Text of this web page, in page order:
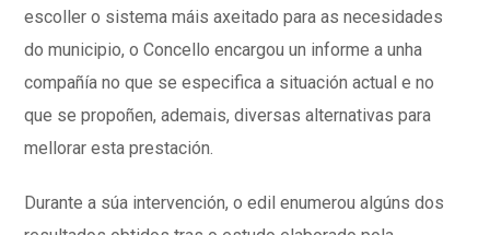
escoller o sistema máis axeitado para as necesidades
do municipio, o Concello encargou un informe a unha
compañía no que se especifica a situación actual e no
que se propoñen, ademais, diversas alternativas para
mellorar esta prestación.
Durante a súa intervención, o edil enumerou algúns dos